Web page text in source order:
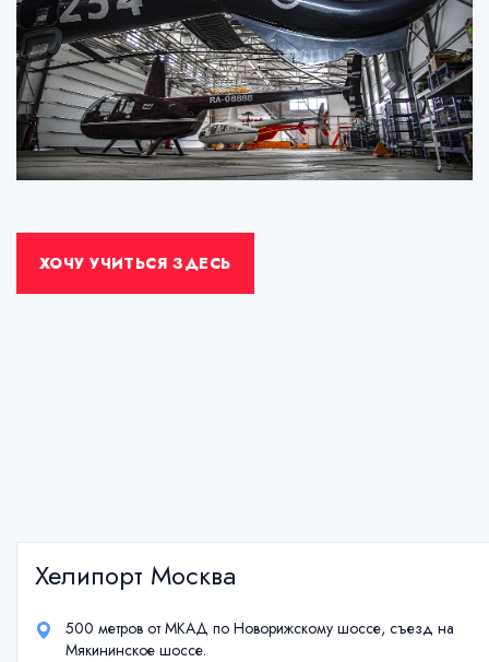
ХОЧУ УЧИТЬСЯ ЗДЕСЬ
Хелипорт Москва
500 метров от МКАД по Новорижскому шоссе, съезд на
Мякининское шоссе.